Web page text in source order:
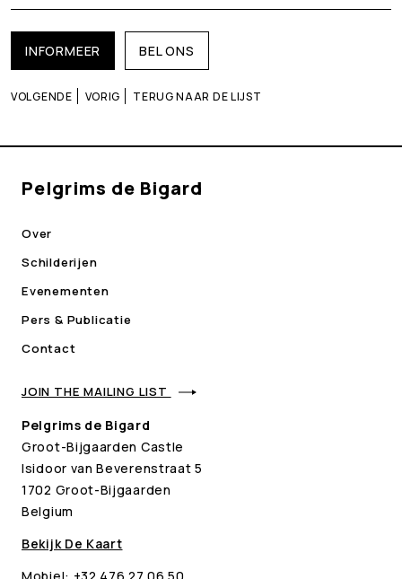
INFORMEER BEL ONS
VOLGENDE VORIG TERUG NAAR DE LIJST
Pelgrims de Bigard
Over
Schilderijen
Evenementen
Pers & Publicatie
Contact
JOIN THE MAILING LIST
Pelgrims de Bigard
Groot-Bijgaarden Castle
Isidoor van Beverenstraat 5
1702 Groot-Bijgaarden
Belgium
Bekijk De Kaart
Mobiel: +32 476 27 06 50